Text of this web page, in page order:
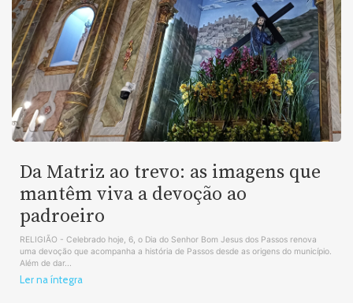
Da Matriz ao trevo: as imagens que
mantêm viva a devoção ao
padroeiro
RELIGIÃO - Celebrado hoje, 6, o Dia do Senhor Bom Jesus dos Passos renova
uma devoção que acompanha a história de Passos desde as origens do município.
Além de dar...
Ler na íntegra